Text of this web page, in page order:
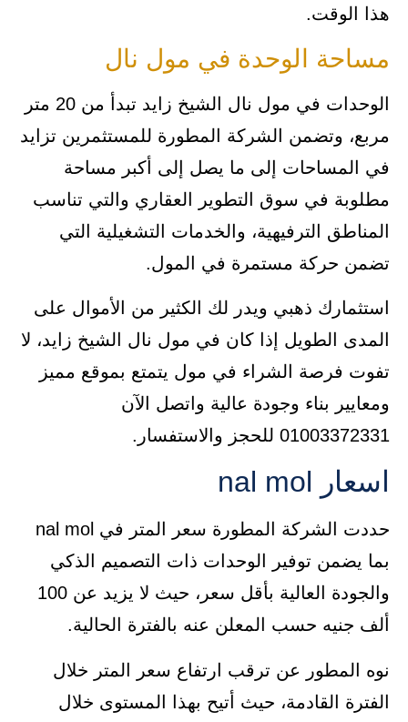
هذا الوقت.
مساحة الوحدة في مول نال
الوحدات في مول نال الشيخ زايد تبدأ من 20 متر
مربع، وتضمن الشركة المطورة للمستثمرين تزايد
في المساحات إلى ما يصل إلى أكبر مساحة
مطلوبة في سوق التطوير العقاري والتي تناسب
المناطق الترفيهية، والخدمات التشغيلية التي
تضمن حركة مستمرة في المول.
استثمارك ذهبي ويدر لك الكثير من الأموال على
المدى الطويل إذا كان في مول نال الشيخ زايد، لا
تفوت فرصة الشراء في مول يتمتع بموقع مميز
ومعايير بناء وجودة عالية واتصل الآن
01003372331 للحجز والاستفسار.
اسعار nal mol
حددت الشركة المطورة سعر المتر في nal mol
بما يضمن توفير الوحدات ذات التصميم الذكي
والجودة العالية بأقل سعر، حيث لا يزيد عن 100
ألف جنيه حسب المعلن عنه بالفترة الحالية.
نوه المطور عن ترقب ارتفاع سعر المتر خلال
الفترة القادمة، حيث أتيح بهذا المستوى خلال